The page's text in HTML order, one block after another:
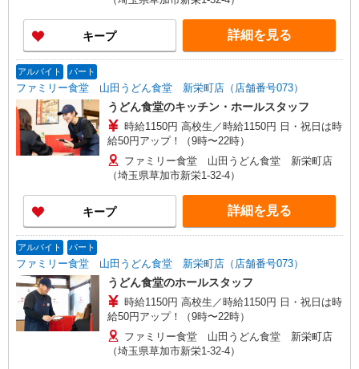
キープ 詳細を見る
アルバイト パート
ファミリー食堂 山田うどん食堂 新栄町店（店舗番号073）
うどん食堂のキッチン・ホールスタッフ
時給1150円 高校生／時給1150円 日・祝日は時
給50円アップ！（9時〜22時）
ファミリー食堂 山田うどん食堂 新栄町店
（埼玉県草加市新栄1-32-4）
キープ 詳細を見る
アルバイト パート
ファミリー食堂 山田うどん食堂 新栄町店（店舗番号073）
うどん食堂のホールスタッフ
時給1150円 高校生／時給1150円 日・祝日は時
給50円アップ！（9時〜22時）
ファミリー食堂 山田うどん食堂 新栄町店
（埼玉県草加市新栄1-32-4）